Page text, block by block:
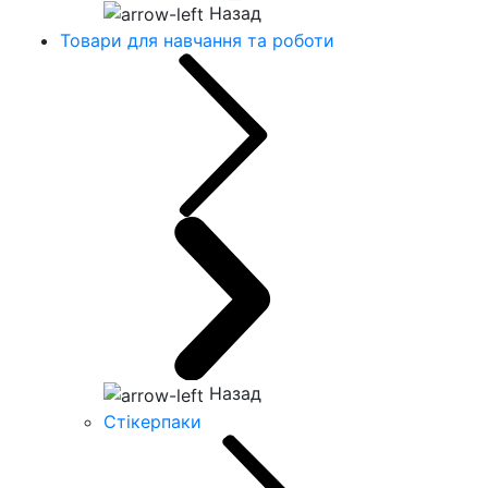
Назад
Товари для навчання та роботи
Назад
Стікерпаки